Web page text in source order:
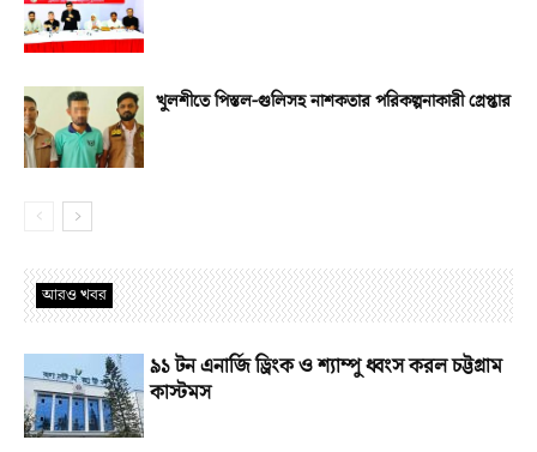
খুলশীতে পিস্তল-গুলিসহ নাশকতার পরিকল্পনাকারী গ্রেপ্তার
আরও খবর
৯১ টন এনার্জি ড্রিংক ও শ্যাম্পু ধ্বংস করল চট্টগ্রাম
কাস্টমস